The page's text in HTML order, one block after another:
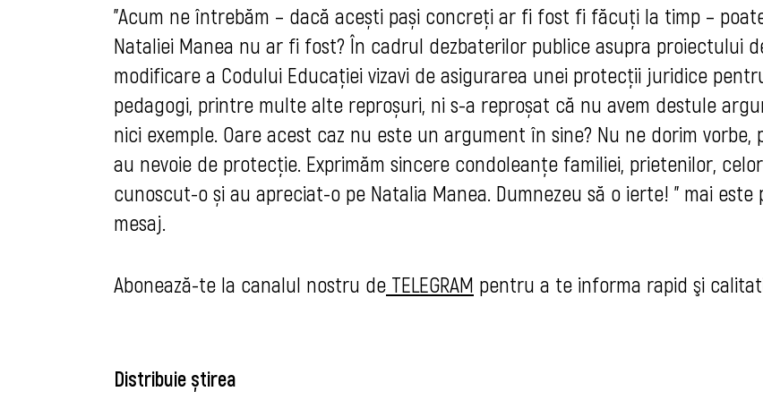
"Acum ne întrebăm – dacă acești pași concreți ar fi fost fi făcuți la timp –
Nataliei Manea nu ar fi fost? În cadrul dezbaterilor publice asupra proiectului
modificare a Codului Educației vizavi de asigurarea unei protecții juridice
pedagogi, printre multe alte reproșuri, ni s-a reproșat că nu avem destule
nici exemple. Oare acest caz nu este un argument în sine? Nu ne dorim vorbe,
au nevoie de protecție. Exprimăm sincere condoleanțe familiei, prietenilor,
cunoscut-o și au apreciat-o pe Natalia Manea. Dumnezeu să o ierte! " mai este
mesaj.
Abonează-te la canalul nostru de TELEGRAM pentru a te informa rapid şi
Distribuie știrea